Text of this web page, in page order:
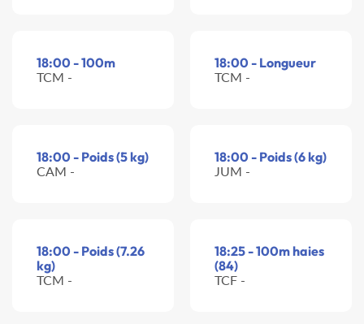
18:00 - 100m
TCM -
18:00 - Longueur
TCM -
18:00 - Poids (5 kg)
CAM -
18:00 - Poids (6 kg)
JUM -
18:00 - Poids (7.26
kg)
TCM -
18:25 - 100m haies
(84)
TCF -